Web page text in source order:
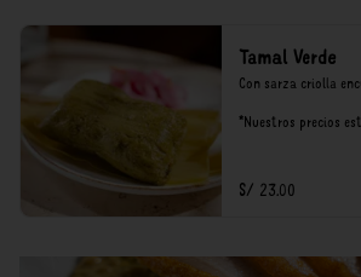
Tamal Verde
Con sarza criolla
*Nuestros precios
S/ 23.00